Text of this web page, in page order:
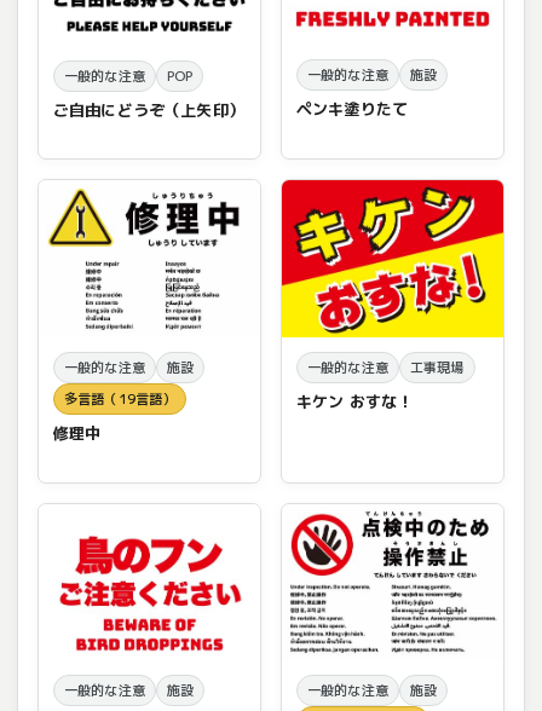
一般的な注意 POP
ご自由にどうぞ（上矢印）
一般的な注意 施設
ペンキ塗りたて
一般的な注意
施設
多言語（19言語）
修理中
一般的な注意 工事現場
キケン おすな！
一般的な注意 施設 一般的な注意
施設